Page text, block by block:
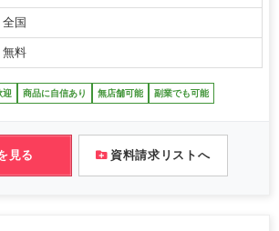
全国
無料
迎 商品に自信あり 無店舗可能 副業でも可能
見る 資料請求リストへ